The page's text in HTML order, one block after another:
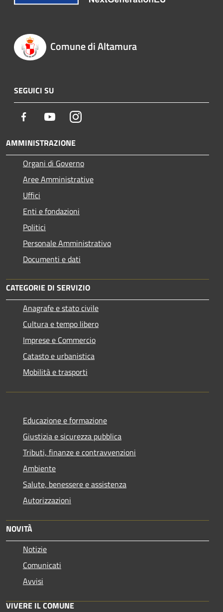
Comune di Altamura
SEGUICI SU
Facebook YoutubeInstagram
AMMINISTRAZIONE
Organi di Governo
Aree Amministrative
Uffici
Enti e fondazioni
Politici
Personale Amministrativo
Documenti e dati
CATEGORIE DI SERVIZIO
Anagrafe e stato civile
Cultura e tempo libero
Imprese e Commercio
Catasto e urbanistica
Mobilità e trasporti
Educazione e formazione
Giustizia e sicurezza pubblica
Tributi, finanze e contravvenzioni
Ambiente
Salute, benessere e assistenza
Autorizzazioni
NOVITÀ
Notizie
Comunicati
Avvisi
VIVERE IL COMUNE